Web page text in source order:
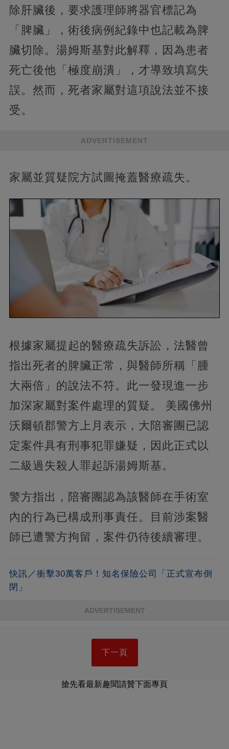
除肝臟後，要求護理師將器官標記為
「脾臟」，術後病例紀錄中也記載為脾
臟切除。湯姆斯基對此解釋，因為患者
死亡後他「極度崩潰」，才導致填寫失
誤。然而，死者家屬對這項說法並不接
受。
ADVERTISEMENT
家屬並質疑院方試圖掩蓋醫療疏失。
根據家屬提起的醫療疏失訴訟，法醫曾
指出死者的脾臟正常，與醫師所稱「腫
大兩倍」的說法不符。此一發現進一步
加深家屬對案件處理的質疑。 美國佛州
沃爾頓郡警方上月表示，大陪審團已認
定案件具有刑事犯罪嫌疑，因此正式以
二級過失殺人罪起訴湯姆斯基。
警方指出，陪審團認為該醫師在手術室
內的行為已構成刑事責任。目前涉案醫
師已遭警方拘留，案件仍待後續審理。
快訊／衝擊30萬客戶！知名保險公司「正式宣布倒
閉」
ADVERTISEMENT
下一頁
搶先看最新趣聞請贊下面專頁